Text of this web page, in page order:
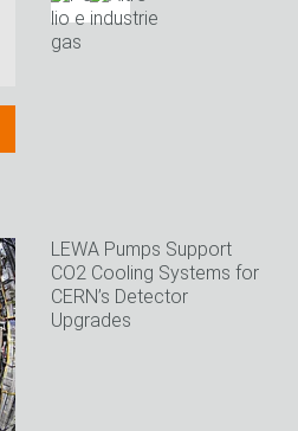
LEWA Pumps Support
CO2 Cooling Systems for
CERN’s Detector
Upgrades